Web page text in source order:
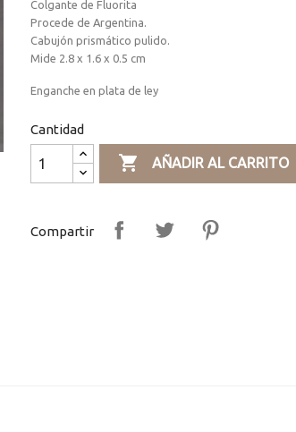
Colgante de Fluorita
Procede de Argentina.
Cabujón prismático pulido.
Mide 2.8 x 1.6 x 0.5 cm
Enganche en plata de ley
Cantidad
 AÑADIR AL CARRITO
Compartir